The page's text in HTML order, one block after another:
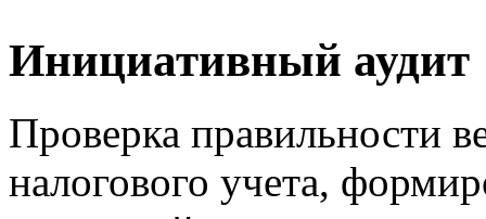
Инициативный аудит
Проверка правильности
налогового учета,